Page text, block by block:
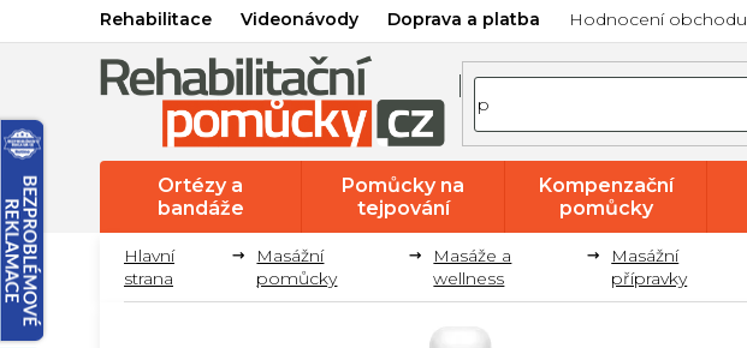
Rehabilitace Videonávody Doprava a platba Hodnocení obchodu
Ortézy a
bandáže
Pomůcky na
tejpování
Kompenzační
pomůcky
Masážní
pomůcky
Masáže a
wellness
Masážní
přípravky